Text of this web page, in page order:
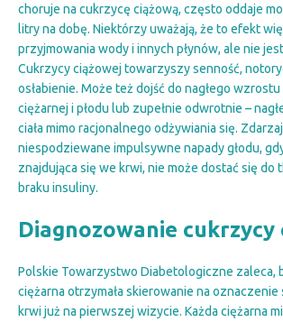
choruje na cukrzycę ciążową, często oddaje
litry na dobę. Niektórzy uważają, że to efekt
przyjmowania wody i innych płynów, ale nie
Cukrzycy ciążowej towarzyszy senność,
osłabienie. Może też dojść do nagłego wzrostu
ciężarnej i płodu lub zupełnie odwrotnie –
ciała mimo racjonalnego odżywiania się.
niespodziewane impulsywne napady głodu,
znajdująca się we krwi, nie może dostać się do
braku insuliny.
Diagnozowanie cukrzycy
Polskie Towarzystwo Diabetologiczne zaleca,
ciężarna otrzymała skierowanie na
krwi już na pierwszej wizycie. Każda ciężarna